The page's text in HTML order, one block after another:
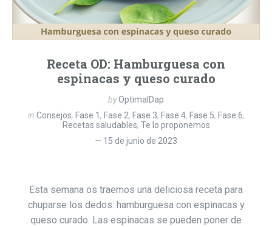
Receta OD: Hamburguesa con
espinacas y queso curado
byOptimalDap
in Consejos, Fase 1 , Fase 2, Fase 3, Fase 4, Fase 5, Fase 6,
Recetas saludables, Te lo proponemos
15 de junio de 2023
Esta semana os traemos una deliciosa receta para
chuparse los dedos: hamburguesa con espinacas y
queso curado. Las espinacas se pueden poner de